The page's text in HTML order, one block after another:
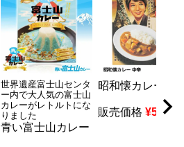
世界遺産富士山センタ
ー内で大人気の富士山
カレーがレトルトにな
りました
青い富士山カレー
昭和懐カレー 中
販売価格 ¥540